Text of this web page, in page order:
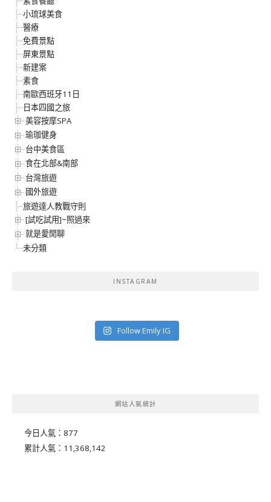
小琉球美食
醫療
免費景點
屏東景點
新建案
素食
南歐西班牙11日
日本四國之旅
美容按摩SPA
瑜珈健身
台中美食區
食在北部&南部
台灣旅遊
國外旅遊
旅遊達人教戰守則
[試吃試用]~照過來
就是愛閒聊
未分類
INSTAGRAM
Follow Emily IG
網站人氣統計
今日人氣： 877
累計人氣： 11,368,142